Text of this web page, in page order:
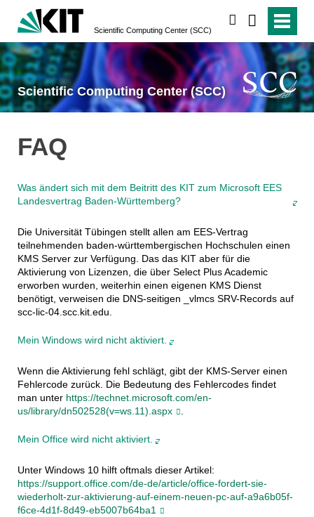
Scientific Computing Center (SCC)
Scientific Computing Center (SCC)
FAQ
Was ändert sich mit dem Beitritt des KIT zum Microsoft EES
Landesvertrag Baden-Württemberg?
Die Universität Tübingen stellt allen am EES-Vertrag
teilnehmenden baden-württembergischen Hochschulen einen
KMS Server zur Verfügung. Das das KIT aber für die
Aktivierung von Lizenzen, die über Select Plus Academic
erworben wurden, weiterhin einen eigenen KMS Dienst
benötigt, verweisen die DNS-seitigen _vlmcs SRV-Records auf
scc-lic-04.scc.kit.edu.
Mein Windows wird nicht aktiviert.
Wenn die Aktivierung fehl schlägt, gibt der KMS-Server einen
Fehlercode zurück. Die Bedeutung des Fehlercodes findet
man unter https://technet.microsoft.com/en-
us/library/dn502528(v=ws.11).aspx
.
Mein Office wird nicht aktiviert.
Unter Windows 10 hilft oftmals dieser Artikel:
https://support.office.com/de-de/article/office-fordert-sie-
wiederholt-zur-aktivierung-auf-einem-neuen-pc-auf-a9a6b05f-
f6ce-4d1f-8d49-eb5007b64ba1